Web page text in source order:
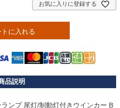
お気に入りに登録する
トに入れる
ンプ 尾灯/制動灯付きウインカー B